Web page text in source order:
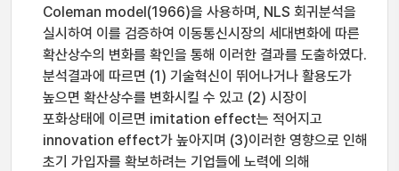
Coleman model(1966)을 사용하며, NLS 회귀분석을
실시하여 이를 검증하여 이동통신시장의 세대변화에 따른
확산상수의 변화를 확인을 통해 이러한 결과를 도출하였다.
분석결과에 따르면 (1) 기술혁신이 뛰어나거나 활용도가
높으면 확산상수를 변화시킬 수 있고 (2) 시장이
포화상태에 이르면 imitation effect는 적어지고
innovation effect가 높아지며 (3)이러한 영향으로 인해
초기 가입자를 확보하려는 기업들에 노력에 의해